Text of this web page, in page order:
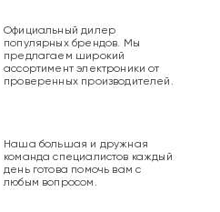
Официальный дилер
популярных брендов. Мы
предлагаем широкий
ассортимент электроники от
проверенных производителей.
Наша большая и дружная
команда специалистов каждый
день готова помочь вам с
любым вопросом.